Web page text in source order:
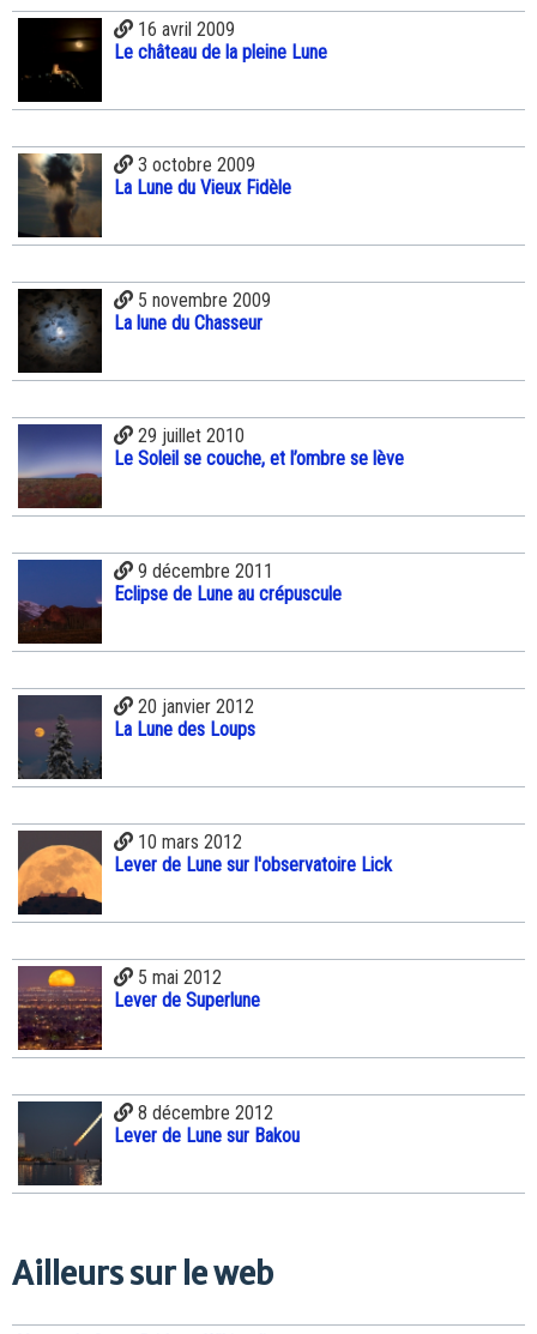
16 avril 2009
Le château de la pleine Lune
3 octobre 2009
La Lune du Vieux Fidèle
5 novembre 2009
La lune du Chasseur
29 juillet 2010
Le Soleil se couche, et l’ombre se lève
9 décembre 2011
Eclipse de Lune au crépuscule
20 janvier 2012
La Lune des Loups
10 mars 2012
Lever de Lune sur l'observatoire Lick
5 mai 2012
Lever de Superlune
8 décembre 2012
Lever de Lune sur Bakou
Ailleurs sur le web